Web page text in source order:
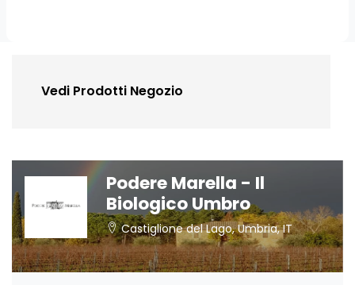
Vedi Prodotti Negozio
Podere Marella - Il
Biologico Umbro
Castiglione del Lago, Umbria, IT